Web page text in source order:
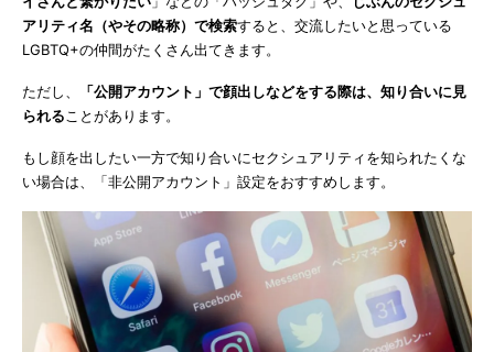
アリティ名（やその略称）で検索すると、交流したいと思っている
LGBTQ+の仲間がたくさん出てきます。
ただし、
「公開アカウント」で顔出しなどをする際は、知り合いに見
られることがあります。
もし顔を出したい一方で知り合いにセクシュアリティを知られたくな
い場合は、「非公開アカウント」設定をおすすめします。